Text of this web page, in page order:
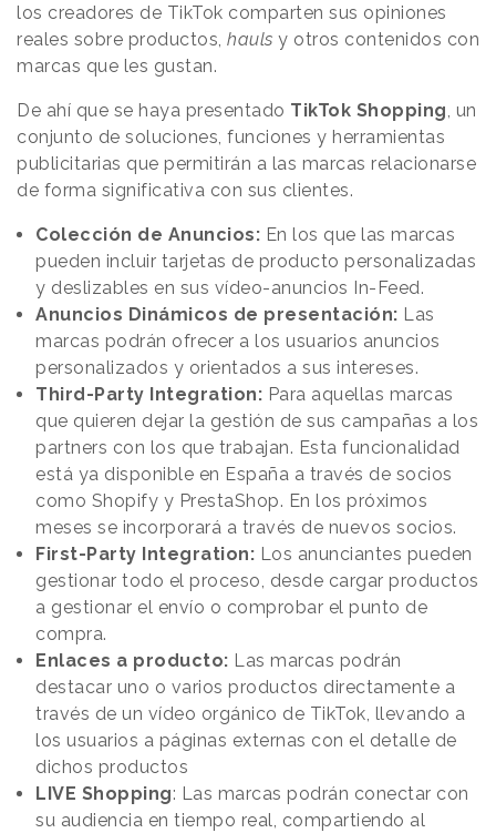
los creadores de TikTok comparten sus opiniones
reales sobre productos, hauls y otros contenidos con
marcas que les gustan.
De ahí que se haya presentado TikTok Shopping, un
conjunto de soluciones, funciones y herramientas
publicitarias que permitirán a las marcas relacionarse
de forma significativa con sus clientes.
Colección de Anuncios: En los que las marcas
pueden incluir tarjetas de producto personalizadas
y deslizables en sus vídeo-anuncios In-Feed.
Anuncios Dinámicos de presentación: Las
marcas podrán ofrecer a los usuarios anuncios
personalizados y orientados a sus intereses.
Third-Party Integration: Para aquellas marcas
que quieren dejar la gestión de sus campañas a los
partners con los que trabajan. Esta funcionalidad
está ya disponible en España a través de socios
como Shopify y PrestaShop. En los próximos
meses se incorporará a través de nuevos socios.
First-Party Integration: Los anunciantes pueden
gestionar todo el proceso, desde cargar productos
a gestionar el envío o comprobar el punto de
compra.
Enlaces a producto: Las marcas podrán
destacar uno o varios productos directamente a
través de un vídeo orgánico de TikTok, llevando a
los usuarios a páginas externas con el detalle de
dichos productos
LIVE Shopping: Las marcas podrán conectar con
su audiencia en tiempo real, compartiendo al